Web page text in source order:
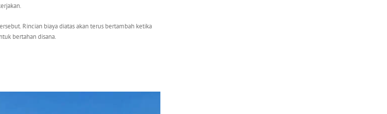
Rincian biaya diatas akan terus bertambah ketika
bertahan disana.